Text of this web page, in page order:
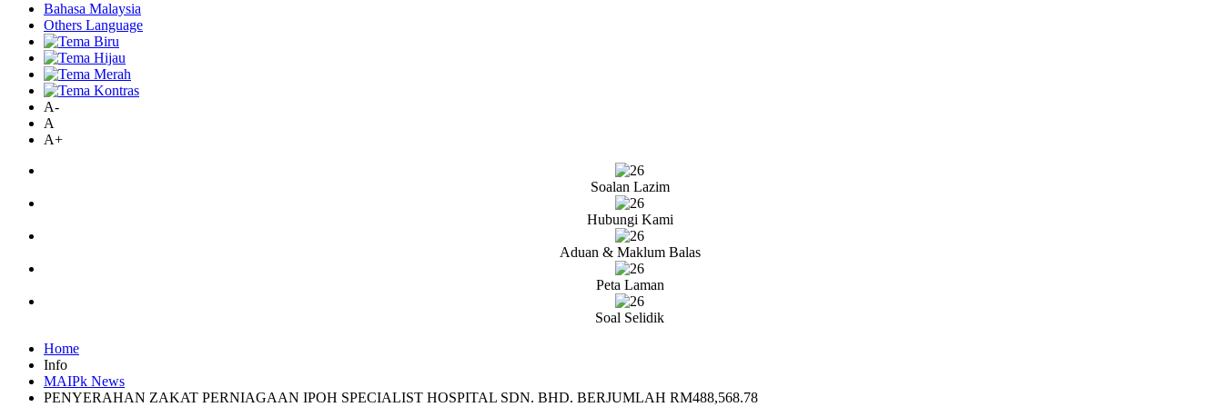
Bahasa Malaysia
Others Language
A-
A
A+
Soalan Lazim
Hubungi Kami
Aduan & Maklum Balas
Peta Laman
Soal Selidik
Home
Info
MAIPk News
PENYERAHAN ZAKAT PERNIAGAAN IPOH SPECIALIST HOSPITAL SDN. BHD. BERJUMLAH RM488,568.78